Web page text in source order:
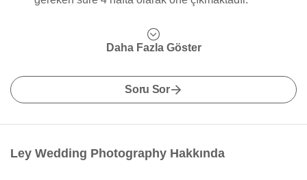
Daha Fazla Göster
Soru Sor
Ley Wedding Photography Hakkında